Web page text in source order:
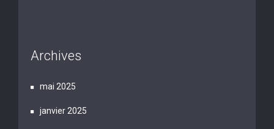
Archives
mai 2025
janvier 2025